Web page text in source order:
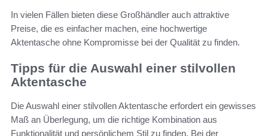
In vielen Fällen bieten diese Großhändler auch attraktive
Preise, die es einfacher machen, eine hochwertige
Aktentasche ohne Kompromisse bei der Qualität zu finden.
Tipps für die Auswahl einer stilvollen
Aktentasche
Die Auswahl einer stilvollen Aktentasche erfordert ein gewisses
Maß an Überlegung, um die richtige Kombination aus
Funktionalität und persönlichem Stil zu finden. Bei der